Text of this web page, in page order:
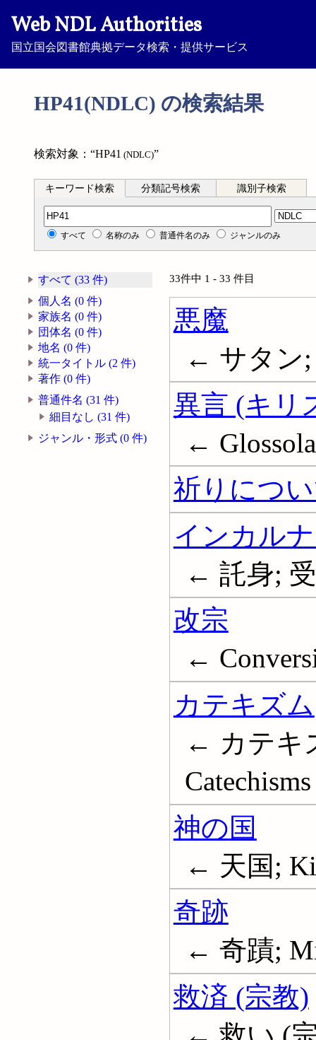
Web NDL Authorities
国立国会図書館典拠データ検索・提供サービス
HP41(NDLC) の検索結果
検索対象：“HP41 (NDLC)”
キーワード検索 分類記号検索 識別子検索
分類記号検索
すべて 名称のみ 普通件名のみ ジャンルのみ
すべて (33 件)
個人名 (0 件)
家族名 (0 件)
団体名 (0 件)
地名 (0 件)
統一タイトル (2 件)
著作 (0 件)
普通件名 (31 件)
細目なし (31 件)
ジャンル・形式 (0 件)
33件中 1 - 33 件目
悪魔
← サタン;
異言 (キリ
←
祈りにつ
インカル
← 託身;
改宗
←
カテキズム
← カテキ
Catechisms
神の国
← 天国;
奇跡
← 奇蹟;
救済 (宗教)